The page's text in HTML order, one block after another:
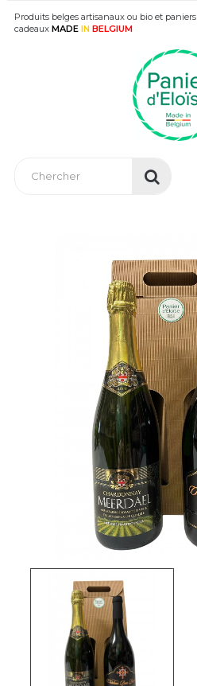
Produits belges artisanaux ou bio et paniers
cadeaux MADE IN BELGIUM